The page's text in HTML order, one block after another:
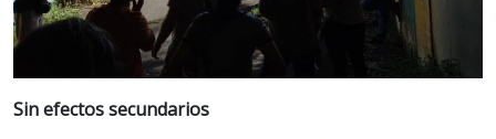
Sin efectos secundarios